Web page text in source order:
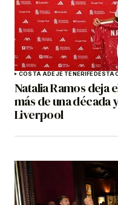
COSTA ADEJE TENERIFE
Natalia Ramos deja
más de una década
Liverpool